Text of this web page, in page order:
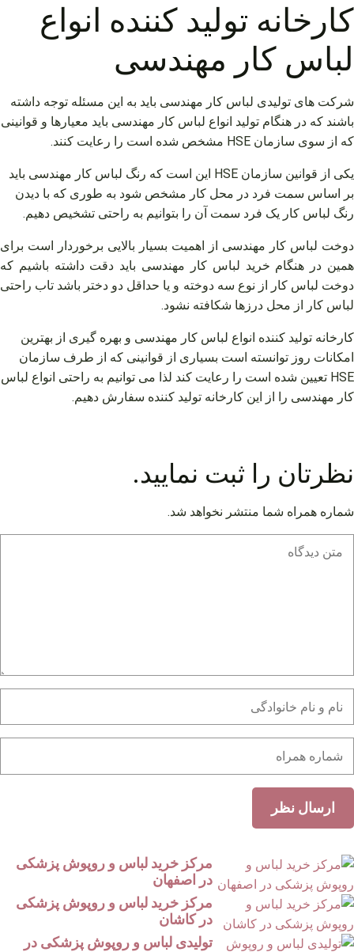
کارخانه تولید کننده انواع
لباس کار مهندسی
شرکت های تولیدی لباس کار مهندسی باید به این مسئله توجه داشته
باشند که در هنگام تولید انواع لباس کار مهندسی باید معیارها و قوانینی
که از سوی سازمان HSE مشخص شده است را رعایت کنند.
یکی از قوانین سازمان HSE این است که رنگ لباس کار مهندسی باید
بر اساس سمت فرد در محل کار مشخص شود به طوری که با دیدن
رنگ لباس کار یک فرد سمت آن را بتوانیم به راحتی تشخیص دهیم.
دوخت لباس کار مهندسی از اهمیت بسیار بالایی برخوردار است برای
همین در هنگام خرید لباس کار مهندسی باید دقت داشته باشیم که
دوخت لباس کار از نوع سه دوخته و یا حداقل دو دختر باشد تاب راحتی
لباس کار از محل درزها شکافته نشود.
کارخانه تولید کننده انواع لباس کار مهندسی و بهره گیری از بهترین
امکانات روز توانسته است بسیاری از قوانینی که از طرف سازمان
HSE تعیین شده است را رعایت کند لذا می توانیم به راحتی انواع لباس
کار مهندسی را از این کارخانه تولید کننده سفارش دهیم.
نظرتان را ثبت نمایید.
شماره همراه شما منتشر نخواهد شد.
مرکز خرید لباس و روپوش پزشکی
در اصفهان
مرکز خرید لباس و روپوش پزشکی
در کاشان
تولیدی لباس و روپوش پزشکی در